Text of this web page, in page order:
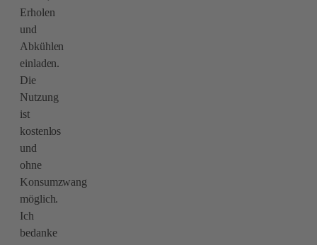
Erholen
und
Abkühlen
einladen.
Die
Nutzung
ist
kostenlos
und
ohne
Konsumzwang
möglich.
Ich
bedanke